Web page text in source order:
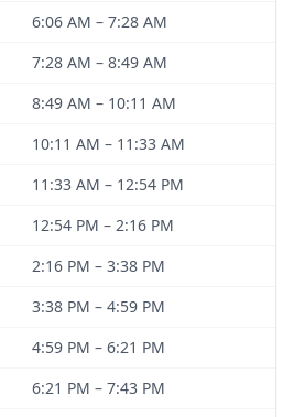
6:06 AM – 7:28 AM
7:28 AM – 8:49 AM
8:49 AM – 10:11 AM
10:11 AM – 11:33 AM
11:33 AM – 12:54 PM
12:54 PM – 2:16 PM
2:16 PM – 3:38 PM
3:38 PM – 4:59 PM
4:59 PM – 6:21 PM
6:21 PM – 7:43 PM